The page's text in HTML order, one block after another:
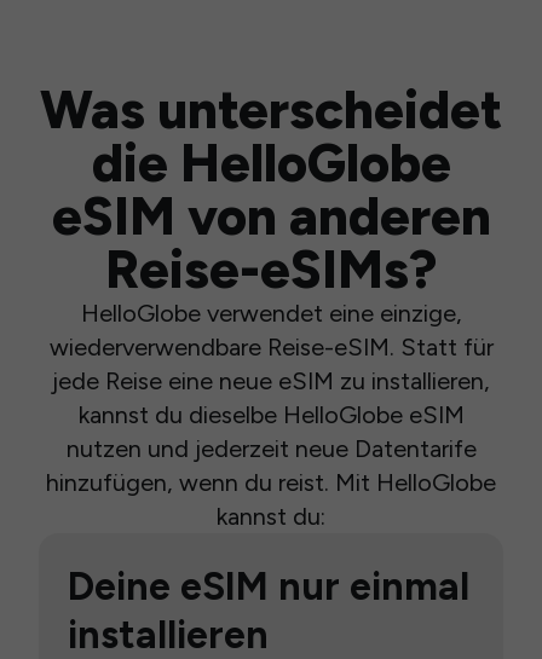
Was unterscheidet
die HelloGlobe
eSIM von anderen
Reise-eSIMs?
HelloGlobe verwendet eine einzige,
wiederverwendbare Reise-eSIM. Statt für
jede Reise eine neue eSIM zu installieren,
kannst du dieselbe HelloGlobe eSIM
nutzen und jederzeit neue Datentarife
hinzufügen, wenn du reist. Mit HelloGlobe
kannst du:
Deine eSIM nur einmal
installieren